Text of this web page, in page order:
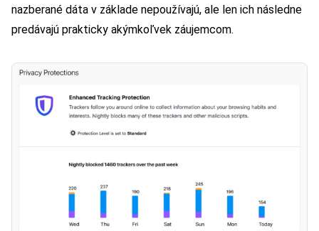
nazberané dáta v základe nepoužívajú, ale len ich následne
predávajú prakticky akýmkoľvek záujemcom.